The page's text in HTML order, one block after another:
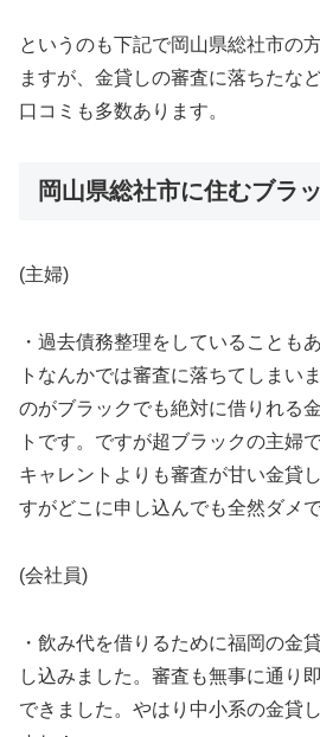
というのも下記で岡山県総社市の
ますが、金貸しの審査に落ちたな
口コミも多数あります。
岡山県総社市に住むブラ
(主婦)
・過去債務整理をしていることも
トなんかでは審査に落ちてしまい
のがブラックでも絶対に借りれる
トです。ですが超ブラックの主婦
キャレントよりも審査が甘い金貸
すがどこに申し込んでも全然ダメで
(会社員)
・飲み代を借りるために福岡の金
し込みました。審査も無事に通り
できました。やはり中小系の金貸